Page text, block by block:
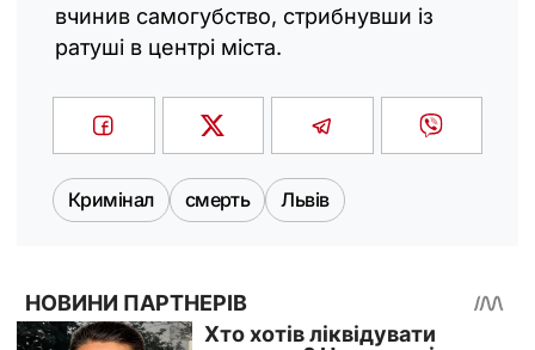
вчинив самогубство, стрибнувши із
ратуші в центрі міста.
Кримінал смерть Львів